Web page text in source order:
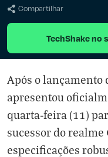
Compartilhar
TechShake no
Após o lançamento
apresentou
quarta-feira (11)
sucessor do realme
especificações